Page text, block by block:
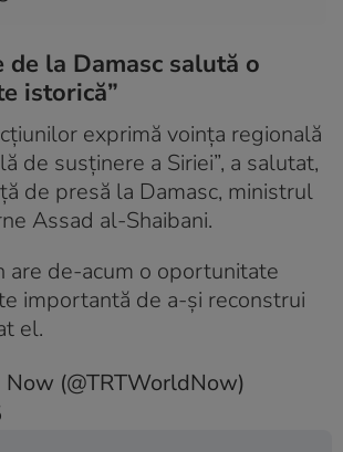
de la Damasc salută o
istorică”
exprimă voinţa regională
de susţinere a Siriei”, a salutat,
de presă la Damasc, ministrul
Assad al-Shaibani.
are de-acum o oportunitate
importantă de a-şi reconstrui
el.
(@TRTWorldNow)